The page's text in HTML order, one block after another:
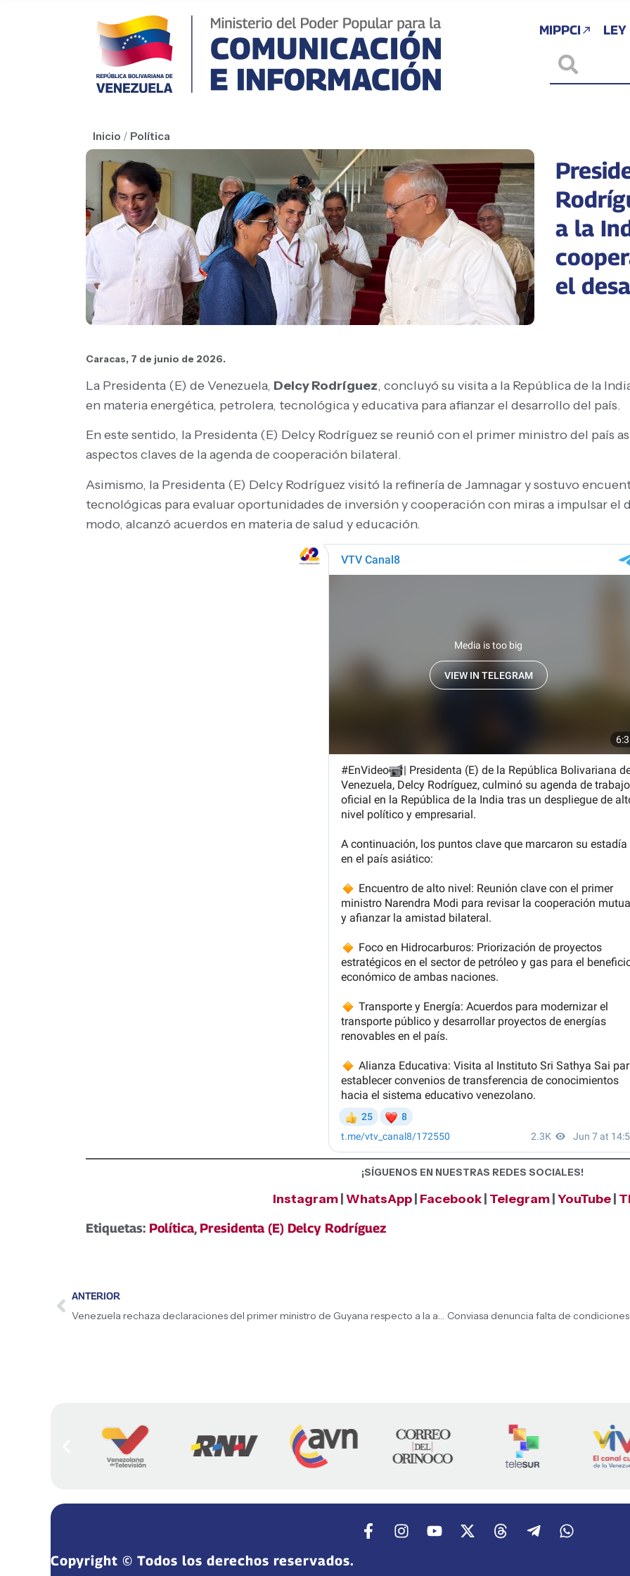
MIPPCI LEY
Inicio / Política
a la
el
Caracas, 7 de junio de 2026.
La Presidenta (E) de Venezuela, Delcy Rodríguez, concluyó su visita a la República de la
en materia energética, petrolera, tecnológica y educativa para afianzar el desarrollo del país.
En este sentido, la Presidenta (E) Delcy Rodríguez se reunió con el primer ministro del país
aspectos claves de la agenda de cooperación bilateral.
Asimismo, la Presidenta (E) Delcy Rodríguez visitó la refinería de Jamnagar y sostuvo
tecnológicas para evaluar oportunidades de inversión y cooperación con miras a impulsar el
modo, alcanzó acuerdos en materia de salud y educación.
¡SÍGUENOS EN NUESTRAS REDES SOCIALES!
Instagram WhatsApp Facebook Telegram YouTube
Etiquetas: Política, Presidenta (E) Delcy Rodríguez
ANTERIOR
Venezuela rechaza declaraciones del primer ministro de Guyana respecto a la actuación de la CIJ frente a la disputa territorial
Copyright © Todos los derechos reservados.